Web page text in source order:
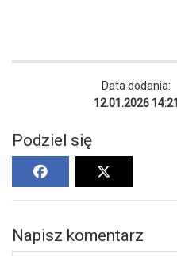
Data dodania:
12.01.2026 14:21
Podziel się
Napisz komentarz